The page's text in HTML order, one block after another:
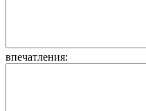
впечатления: